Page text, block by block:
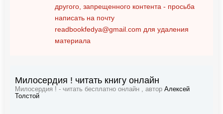
другого, запрещенного контента - просьба
написать на почту
readbookfedya@gmail.com для удаления
материала
Милосердия ! читать книгу онлайн
Милосердия ! - читать бесплатно онлайн , автор Алексей
Толстой